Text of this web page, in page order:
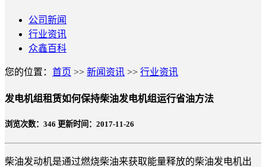
公司新闻
行业资讯
众鑫百科
您的位置： 首页 >> 新闻资讯 >> 行业资讯
发电机组租赁如何保持柴油发电机组运行省油方法
浏览次数： 346 更新时间：2017-11-26
柴油发动机是通过燃烧柴油来获取能量释放的柴油发电机出